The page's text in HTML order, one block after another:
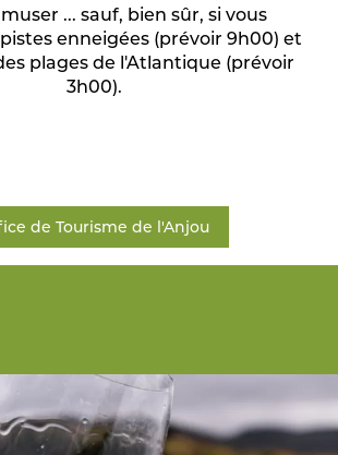
... sauf, bien sûr, si vous
enneigées (prévoir 9h00) et
plages de l'Atlantique (prévoir
3h00).
de Tourisme de l'Anjou